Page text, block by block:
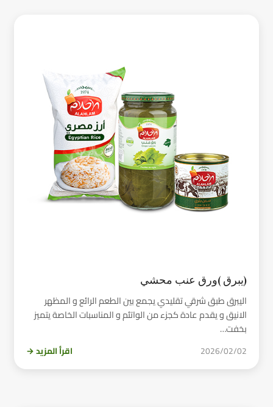
(يبرق )ورق عنب محشي
اليبرق طبق شرقي تقليدي يجمع بين الطعم الرائع و المظهر
الانيق و يقدم عادة كجزء من الواتئم و المناسبات الخاصة يتميز
بخفت…
2026/02/02 اقرأ المزيد →